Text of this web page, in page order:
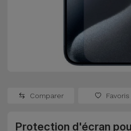
Reconditionnés
Reconditionnés
Consoles de
Batteries
Comparer Favoris
Protection d'écran